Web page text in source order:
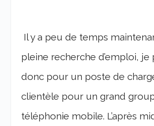
Il y a peu de temps
pleine recherche d’emploi, je
donc pour un poste de
clientèle pour un grand
téléphonie mobile. L’après